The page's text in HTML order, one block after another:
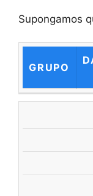
Supongamos
GRUPO